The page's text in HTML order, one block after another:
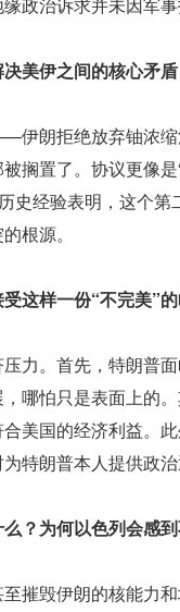
美伊之间的核心矛
伊朗拒绝放弃铀浓
置了。协议更像
史经验表明，这个
根源。
这样一份“不完美”
力。首先，特朗普
哪怕只是表面上的
美国的经济利益。
特朗普本人提供政
？为何以色列会感
摧毁伊朗的核能力